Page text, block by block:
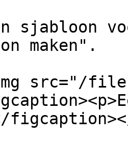
sjabloon
maken".
src="/